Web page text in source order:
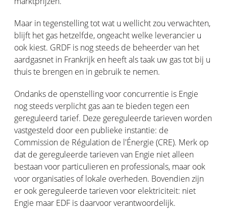
Maar in tegenstelling tot wat u wellicht zou verwachten,
blijft het gas hetzelfde, ongeacht welke leverancier u
ook kiest. GRDF is nog steeds de beheerder van het
aardgasnet in Frankrijk en heeft als taak uw gas tot bij u
thuis te brengen en in gebruik te nemen.
Ondanks de openstelling voor concurrentie is Engie
nog steeds verplicht gas aan te bieden tegen een
gereguleerd tarief. Deze gereguleerde tarieven worden
vastgesteld door een publieke instantie: de
Commission de Régulation de l'Énergie (CRE). Merk op
dat de gereguleerde tarieven van Engie niet alleen
bestaan voor particulieren en professionals, maar ook
voor organisaties of lokale overheden. Bovendien zijn
er ook gereguleerde tarieven voor elektriciteit: niet
Engie maar EDF is daarvoor verantwoordelijk.